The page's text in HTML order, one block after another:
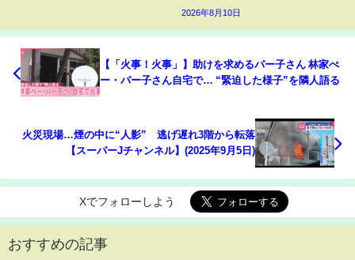
2026年8月10日
【「火事！火事」】助けを求めるパー子さん 林家ぺ
ー・パー子さん自宅で… “緊迫した様子”を隣人語る
火災現場…煙の中に“人影” 逃げ遅れ3階から転落
【スーパーJチャンネル】(2025年9月5日)
Xでフォローしよう
おすすめの記事